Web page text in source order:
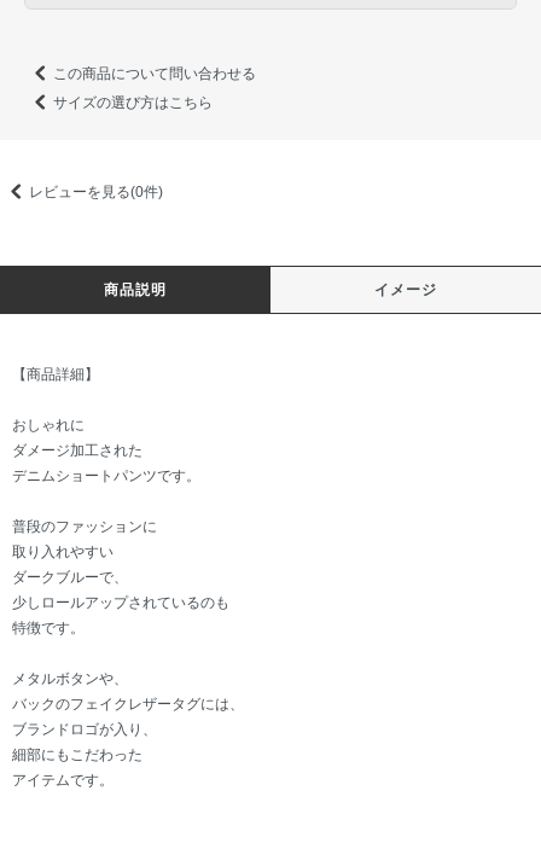
この商品について問い合わせる
サイズの選び方はこちら
レビューを見る(0件)
商品説明 イメージ
【商品詳細】
おしゃれに
ダメージ加工された
デニムショートパンツです。
普段のファッションに
取り入れやすい
ダークブルーで、
少しロールアップされているのも
特徴です。
メタルボタンや、
バックのフェイクレザータグには、
ブランドロゴが入り、
細部にもこだわった
アイテムです。